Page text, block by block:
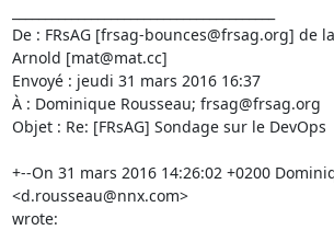
De : FRsAG [frsag-bounces@frsag.org] de
Arnold [mat@mat.cc]
Envoyé : jeudi 31 mars 2016 16:37
À : Dominique Rousseau; frsag@frsag.org
Objet : Re: [FRsAG] Sondage sur le DevOps
+--On 31 mars 2016 14:26:02 +0200
<d.rousseau@nnx.com>
wrote: